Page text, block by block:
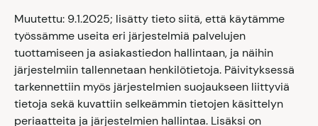
Muutettu: 9.1.2025; lisätty tieto siitä, että käytämme
työssämme useita eri järjestelmiä palvelujen
tuottamiseen ja asiakastiedon hallintaan, ja näihin
järjestelmiin tallennetaan henkilötietoja. Päivityksessä
tarkennettiin myös järjestelmien suojaukseen liittyviä
tietoja sekä kuvattiin selkeämmin tietojen käsittelyn
periaatteita ja järjestelmien hallintaa. Lisäksi on